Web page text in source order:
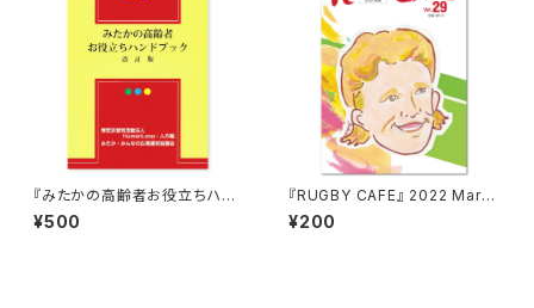
『みたかの高齢者お役立ちハン
ドブック 改訂版』
¥500
『RUGBY CAFE』 2022 March
（vol.29）
¥200